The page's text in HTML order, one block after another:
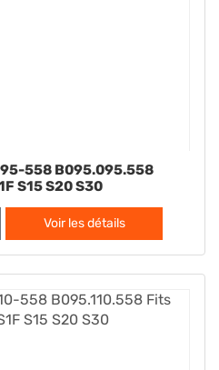
558 B095.095.558
S15 S20 S30
Voir les détails